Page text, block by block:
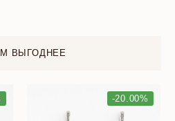
ВЫГОДНЕЕ
-20.00%